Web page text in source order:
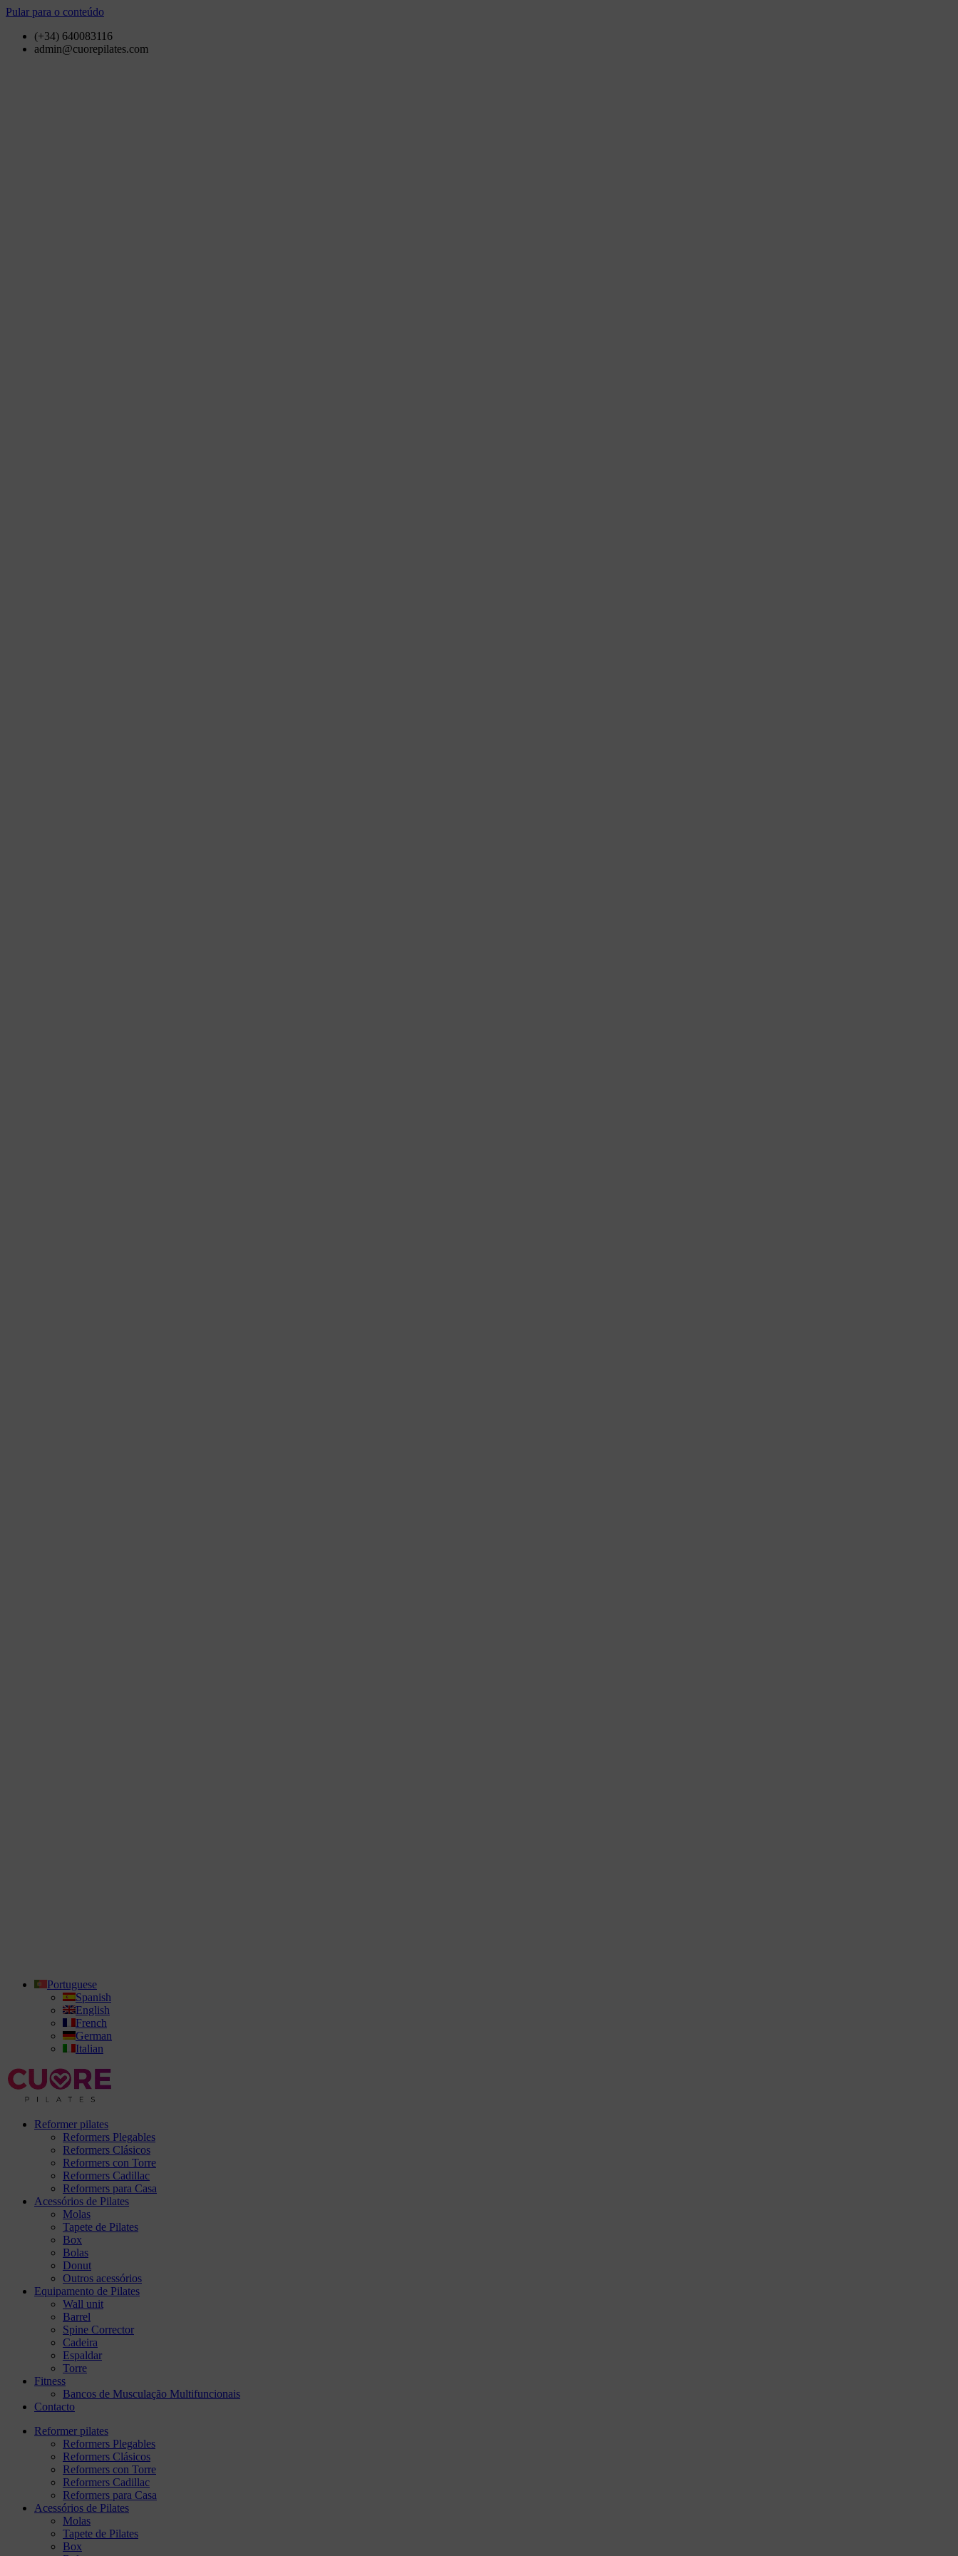
Pular para o conteúdo
(+34) 640083116
admin@cuorepilates.com
Portuguese
Spanish
English
French
German
Italian
Reformer pilates
Reformers Plegables
Reformers Clásicos
Reformers con Torre
Reformers Cadillac
Reformers para Casa
Acessórios de Pilates
Molas
Tapete de Pilates
Box
Bolas
Donut
Outros acessórios
Equipamento de Pilates
Wall unit
Barrel
Spine Corrector
Cadeira
Espaldar
Torre
Fitness
Bancos de Musculação Multifuncionais
Contacto
Reformer pilates
Reformers Plegables
Reformers Clásicos
Reformers con Torre
Reformers Cadillac
Reformers para Casa
Acessórios de Pilates
Molas
Tapete de Pilates
Box